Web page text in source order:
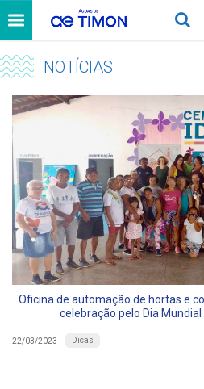
NOTÍCIAS
Oficina de automação de hortas e
celebração pelo Dia
22/03/2023 Dicas